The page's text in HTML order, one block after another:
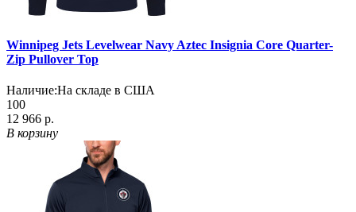
Winnipeg Jets Levelwear Navy Aztec Insignia Core Quarter-
Zip Pullover Top
Наличие:На складе в США
100
12 966 р.
В корзину